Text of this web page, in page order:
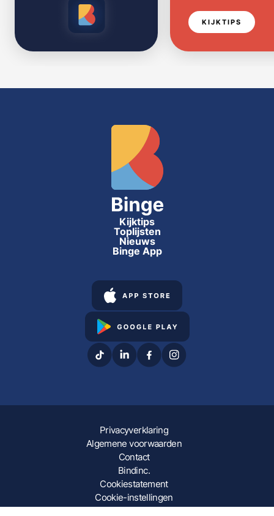
KIJKTIPS
Kijktips
Toplijsten
Nieuws
Binge App
Privacyverklaring
Algemene voorwaarden
Contact
Bindinc.
Cookiestatement
Cookie-instellingen